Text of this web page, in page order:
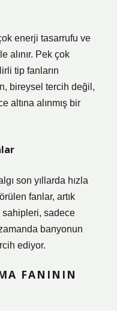
enerji tasarrufu ve
alınır. Pek çok
tip fanların
bireysel tercih değil,
altına alınmış bir
son yıllarda hızla
fanlar, artık
sadece
banyonun
ediyor.
FANININ